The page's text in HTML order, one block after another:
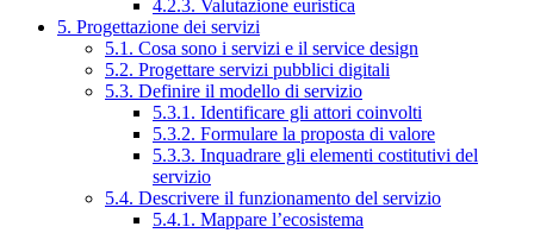
4.2.3. Valutazione euristica
5. Progettazione dei servizi
5.1. Cosa sono i servizi e il service design
5.2. Progettare servizi pubblici digitali
5.3. Definire il modello di servizio
5.3.1. Identificare gli attori coinvolti
5.3.2. Formulare la proposta di valore
5.3.3. Inquadrare gli elementi costitutivi del
servizio
5.4. Descrivere il funzionamento del servizio
5.4.1. Mappare l’ecosistema